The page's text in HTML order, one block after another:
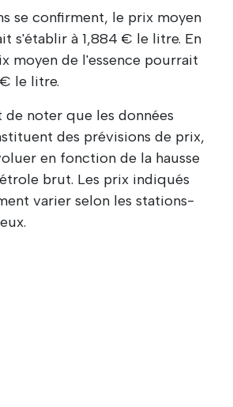
se confirment, le prix moyen
s'établir à 1,884 € le litre. En
moyen de l'essence pourrait
le litre.
noter que les données
des prévisions de prix,
en fonction de la hausse
brut. Les prix indiqués
varier selon les stations-